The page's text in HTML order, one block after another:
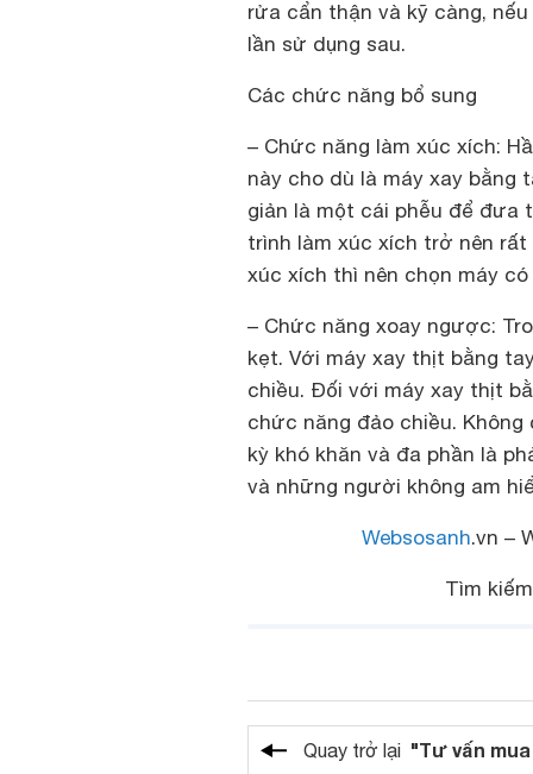
rửa cẩn thận và kỹ càng,
lần sử dụng sau.
Các chức năng bổ sung
– Chức năng làm xúc xích:
này cho dù là máy xay bằng
giản là một cái phễu để đưa
trình làm xúc xích trở nên
xúc xích thì nên chọn máy
– Chức năng xoay ngược:
kẹt. Với máy xay thịt bằng
chiều. Đối với máy xay thịt
chức năng đảo chiều.
kỳ khó khăn và đa phần là
và những người không am
Websosanh.vn –
Tìm
Quay trở lại "Tư vấn